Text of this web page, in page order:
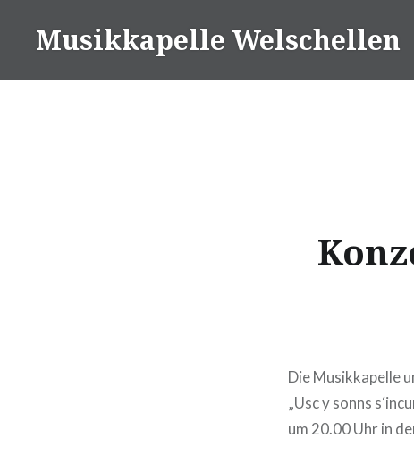
InhaltMusikkapelle Welschellen
Die Musikkapelle
„Usc y sonns
um 20.00 Uhr in